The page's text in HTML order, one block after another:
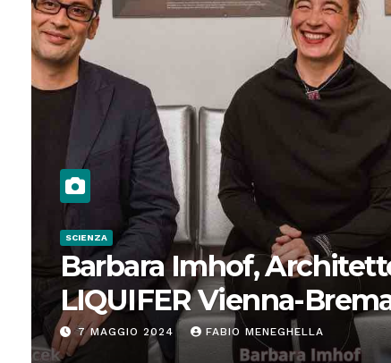
SCIENZA
Barbara Imhof,
LIQUIFER Vienna-
“Progettiamo habitat per
7 MAGGIO 2024 FABIO MENEGHELLA